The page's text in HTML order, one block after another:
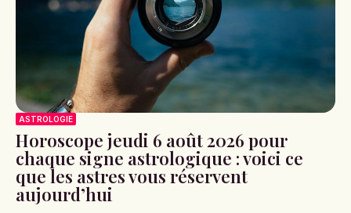
ASTROLOGIE
Horoscope jeudi 6 août 2026 pour
chaque signe astrologique : voici ce
que les astres vous réservent
aujourd’hui